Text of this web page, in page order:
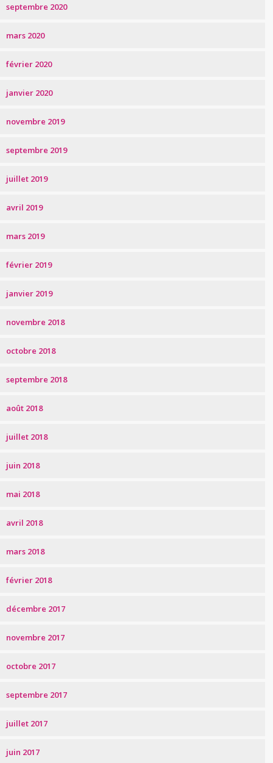
septembre 2020
mars 2020
février 2020
janvier 2020
novembre 2019
septembre 2019
juillet 2019
avril 2019
mars 2019
février 2019
janvier 2019
novembre 2018
octobre 2018
septembre 2018
août 2018
juillet 2018
juin 2018
mai 2018
avril 2018
mars 2018
février 2018
décembre 2017
novembre 2017
octobre 2017
septembre 2017
juillet 2017
juin 2017